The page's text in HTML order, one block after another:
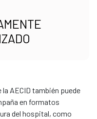
AECID también puede
en formatos
del hospital, como